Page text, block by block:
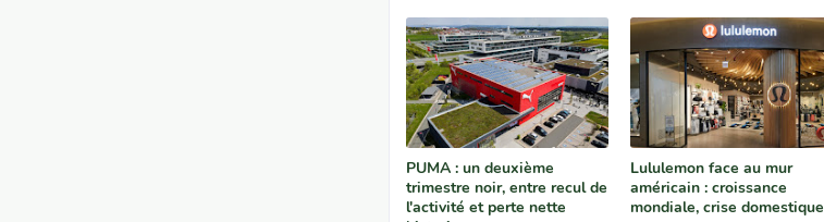
PUMA : un deuxième
trimestre noir, entre recul de
l'activité et perte nette
Lululemon face au mur
américain : croissance
mondiale, crise domestique